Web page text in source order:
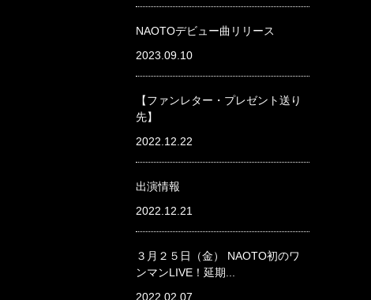
NAOTOデビュー曲リリース
2023.09.10
【ファンレター・プレゼント送り
先】
2022.12.22
出演情報
2022.12.21
３月２５日（金） NAOTO初のワ
ンマンLIVE！延期...
2022.02.07